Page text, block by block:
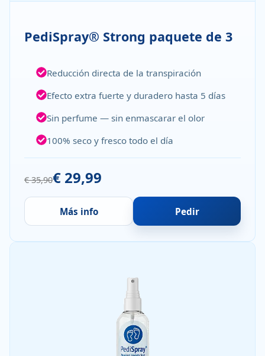
PediSpray® Strong paquete de 3
Reducción directa de la transpiración
Efecto extra fuerte y duradero hasta 5 días
Sin perfume — sin enmascarar el olor
100% seco y fresco todo el día
€ 35,90€ 29,99
Más info Pedir